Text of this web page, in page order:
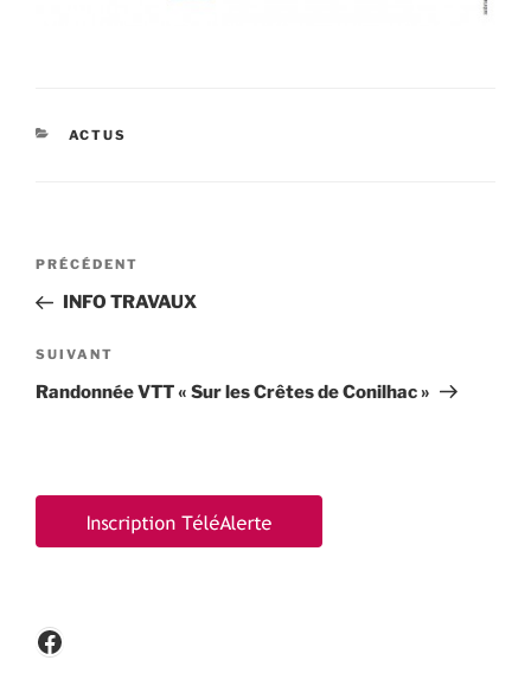
CATÉGORIES
ACTUS
Navigation
l’article
Article
précédent
PRÉCÉDENT
INFO TRAVAUX
Article
suivant
SUIVANT
Randonnée VTT « Sur les Crêtes de Conilhac »
Facebook